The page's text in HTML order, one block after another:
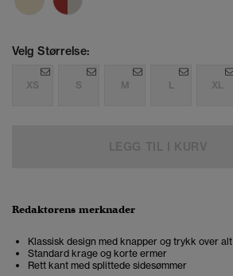
Velg Størrelse:
XS S M L XL
Redaktørens merknader
Klassisk design med knapper og trykk over alt
Standard krage og korte ermer
Rett kant med splittede sidesømmer